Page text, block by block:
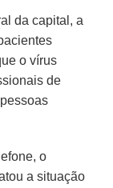
da capital, a
o vírus
de
o
a situação